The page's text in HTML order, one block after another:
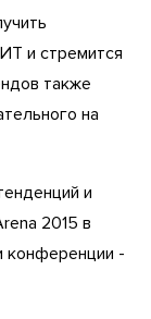
и стремится
также
на
и
2015 в
конференции -